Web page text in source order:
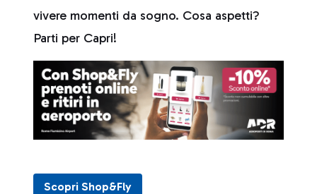
vivere momenti da sogno. Cosa aspetti?
Parti per Capri!
Scopri Shop&Fly